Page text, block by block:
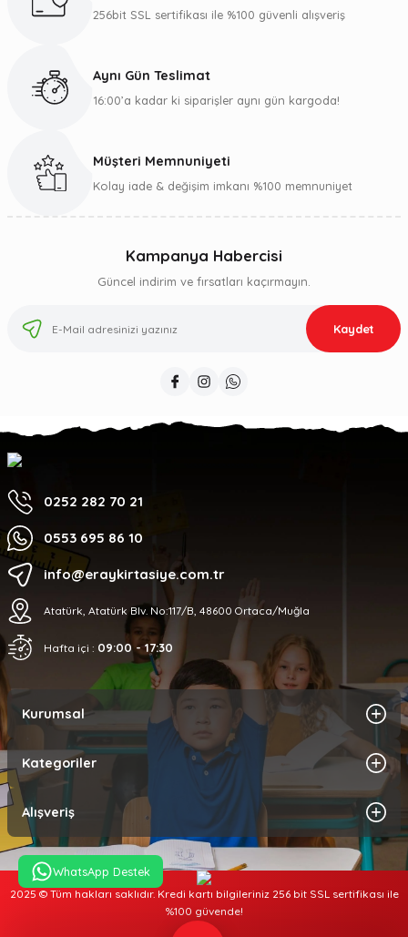
256bit SSL sertifikası ile %100 güvenli alışveriş
Aynı Gün Teslimat
16:00’a kadar ki siparişler aynı gün kargoda!
Müşteri Memnuniyeti
Kolay iade & değişim imkanı %100 memnuniyet
Kampanya Habercisi
Güncel indirim ve fırsatları kaçırmayın.
Kaydet
0252 282 70 21
0553 695 86 10
info@eraykirtasiye.com.tr
Atatürk, Atatürk Blv. No:117/B, 48600 Ortaca/Muğla
Hafta içi : 09:00 - 17:30
Kurumsal
Kategoriler
Alışveriş
2025 © Tüm hakları saklıdır. Kredi kartı bilgileriniz 256 bit SSL sertifikası ile
%100 güvende!
WhatsApp Destek